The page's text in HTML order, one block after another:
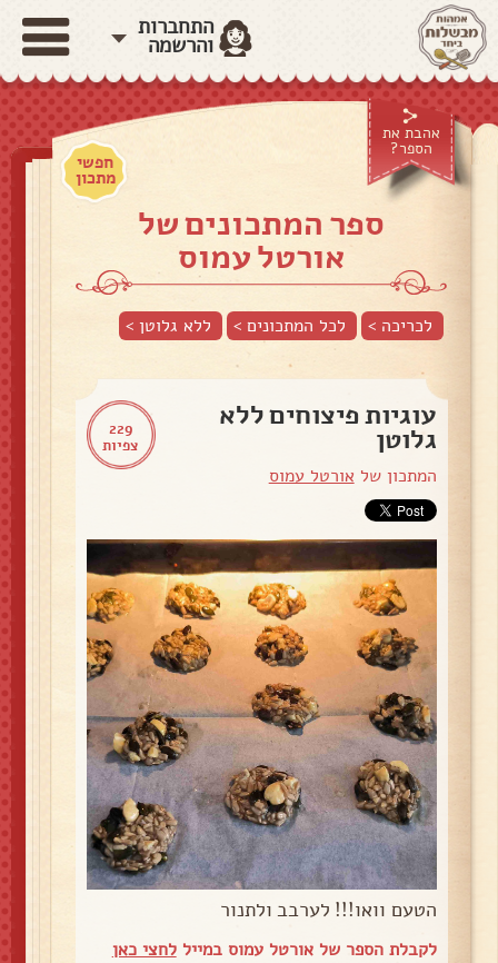
התחברות
והרשמה
אהבת את
הספר?
חפשי
מתכון
ספר המתכונים של
אורטל עמוס
לכריכה > לכל המתכונים > ללא גלוטן>
229
צפיות
עוגיות פיצוחים ללא
גלוטן
המתכון של אורטל עמוס
הטעם וואו!!! לערבב ולתנור
לקבלת הספר של אורטל עמוס במייללחצי כאן